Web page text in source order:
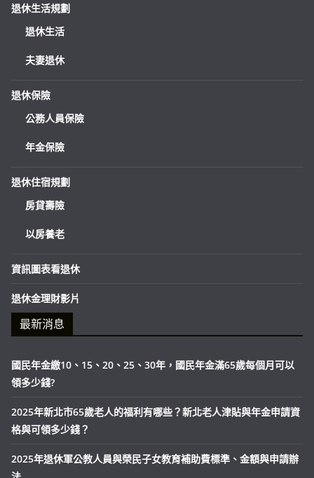
退休生活規劃
退休生活
夫妻退休
退休保險
公務人員保險
年金保險
退休住宿規劃
房貸壽險
以房養老
資訊圖表看退休
退休金理財影片
最新消息
國民年金繳10、15、20、25、30年，國民年金滿65歲每個月可以
領多少錢?
2025年新北市65歲老人的福利有哪些？新北老人津貼與年金申請資
格與可領多少錢？
2025年退休軍公教人員與榮民子女教育補助費標準、金額與申請辦